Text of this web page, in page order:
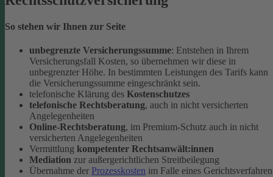
So stehen wir Ihnen zur Seite
unbegrenzte Versicherungssumme: Entstehen in Ihrem
Versicherungsfall Kosten, so übernehmen wir diese in
unbegrenzter Höhe. In bestimmten Leistungen des Tarifs kann
die Versicherungssumme eingeschränkt sein.
telefonische Klärung des Kostenschutzes
telefonische Rechtsberatung, auch in nicht versicherten
Angelegenheiten
Online-Rechtsberatung, im Premium-Schutz auch in nicht
versicherten Angelegenheiten
Vermittlung kompetenter Rechtsanwält:innen
Mediation zur außergerichtlichen Streitbeilegung
Übernahme der Prozesskosten im Falle eines